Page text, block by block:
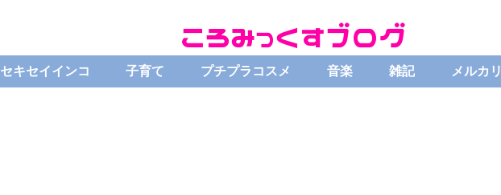
セキセイインコ 子育て プチプラコスメ 音楽 雑記 メルカリ